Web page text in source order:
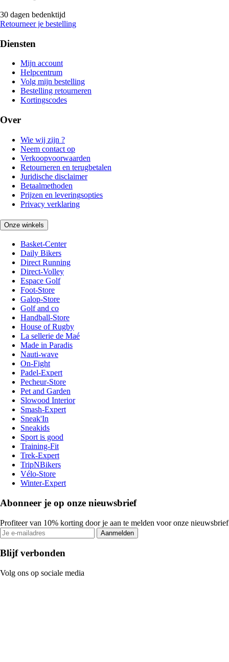
30 dagen bedenktijd
Retourneer je bestelling
Diensten
Mijn account
Helpcentrum
Volg mijn bestelling
Bestelling retourneren
Kortingscodes
Over
Wie wij zijn ?
Neem contact op
Verkoopvoorwaarden
Retourneren en terugbetalen
Juridische disclaimer
Betaalmethoden
Prijzen en leveringsopties
Privacy verklaring
Onze winkels
Basket-Center
Daily Bikers
Direct Running
Direct-Volley
Espace Golf
Foot-Store
Galop-Store
Golf and co
Handball-Store
House of Rugby
La sellerie de Maé
Made in Paradis
Nauti-wave
On-Fight
Padel-Expert
Pecheur-Store
Pet and Garden
Slowood Interior
Smash-Expert
Sneak'In
Sneakids
Sport is good
Training-Fit
Trek-Expert
TripNBikers
Vélo-Store
Winter-Expert
Abonneer je op onze nieuwsbrief
Profiteer van 10% korting door je aan te melden voor onze nieuwsbrief
Aanmelden
Blijf verbonden
Volg ons op sociale media